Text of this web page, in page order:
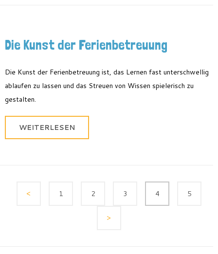
Die Kunst der Ferienbetreuung
Die Kunst der Ferienbetreuung ist, das Lernen fast unterschwellig
ablaufen zu lassen und das Streuen von Wissen spielerisch zu
gestalten.
WEITERLESEN
1 2 3 4 5